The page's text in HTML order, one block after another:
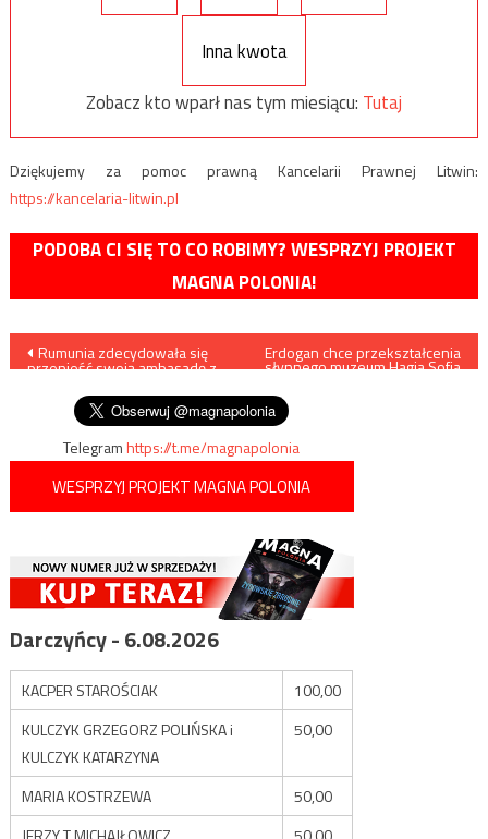
Inna kwota
Zobacz kto wparł nas tym miesiącu: Tutaj
Dziękujemy za pomoc prawną Kancelarii Prawnej Litwin:
https://kancelaria-litwin.pl
PODOBA CI SIĘ TO CO ROBIMY? WESPRZYJ PROJEKT
MAGNA POLONIA!
Nawigacja
wpisu
Rumunia zdecydowała się
przenieść swoją ambasadę z
Erdogan chce przekształcenia
słynnego muzeum Hagia Sofia
Telegramhttps://t.me/magnapolonia
WESPRZYJ PROJEKT MAGNA POLONIA
Darczyńcy - 6.08.2026
KACPER STAROŚCIAK
100,00
KULCZYK GRZEGORZ POLIŃSKA i
KULCZYK KATARZYNA
50,00
MARIA KOSTRZEWA
50,00